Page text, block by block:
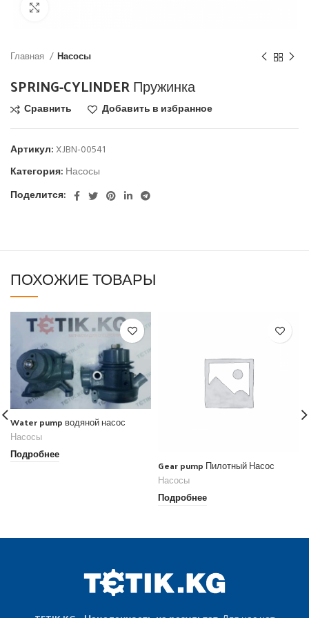
Главная Насосы
SPRING-CYLINDER Пружинка
Сравнить Добавить в избранное
Артикул: XJBN-00541
Категория: Насосы
Поделится:
ПОХОЖИЕ ТОВАРЫ
Water pump водяной насос
Насосы
Подробнее
Gear pump Пилотный Насос
Насосы
Подробнее